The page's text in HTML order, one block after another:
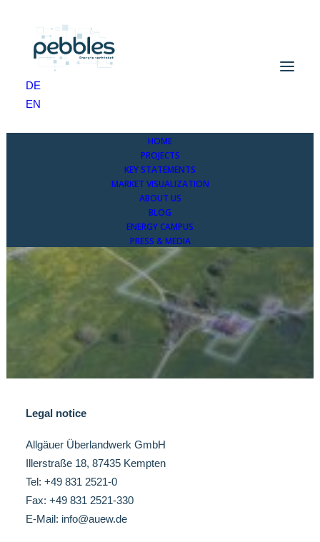
DE
EN
HOME
PROJECTS
KEY STATEMENTS
MARKET VISUALIZATION
ABOUT US
BLOG
ENERGY CAMPUS
PRESS & MEDIA
Legal notice
Allgäuer Überlandwerk GmbH
Illerstraße 18, 87435 Kempten
Tel: +49 831 2521-0
Fax: +49 831 2521-330
E-Mail: info@auew.de